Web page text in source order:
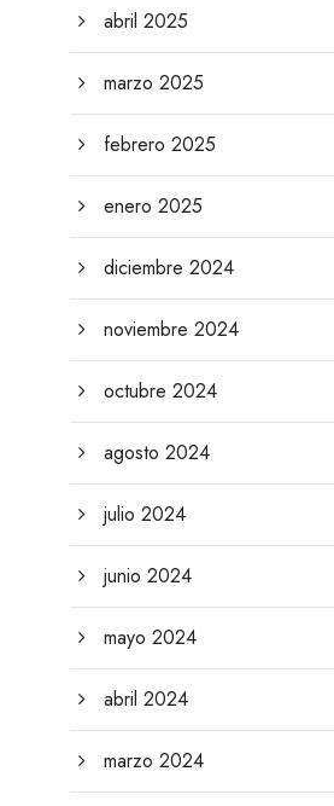
abril 2025
marzo 2025
febrero 2025
enero 2025
diciembre 2024
noviembre 2024
octubre 2024
agosto 2024
julio 2024
junio 2024
mayo 2024
abril 2024
marzo 2024